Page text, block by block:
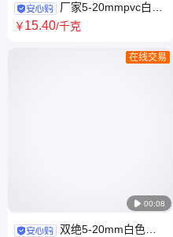
厂家5-20mmpvc白色
发泡板高密度PVC板材聚录乙
￥15.40/千克
 00:08
在线交易
双绝5-20mm白色耐